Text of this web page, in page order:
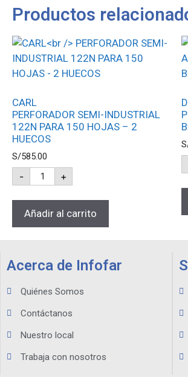
Productos
CARL
PERFORADOR SEMI-INDUSTRIAL
122N PARA 150 HOJAS – 2
HUECOS
S/585.00
- +
Añadir al carrito
Acerca de Infofar
Quiénes Somos
Contáctanos
Nuestro local
Trabaja con nosotros